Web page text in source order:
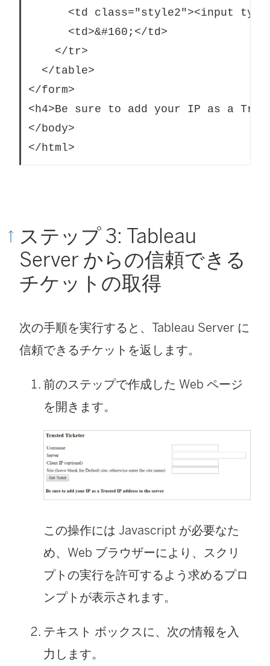
<td class="style2"><input
      <td>&#160;</td>
    </tr>
  </table>
</form>
<h4>Be sure to add your IP as a
</body>
ステップ 3: Tableau
Server からの信頼できる
チケットの取得
次の手順を実行すると、Tableau Server に
信頼できるチケットを返します。
前のステップで作成した Web ページ
を開きます。
この操作には Javascript が必要なた
め、Web ブラウザーにより、スクリ
プトの実行を許可するよう求めるプロ
ンプトが表示されます。
テキスト ボックスに、次の情報を入
力します。